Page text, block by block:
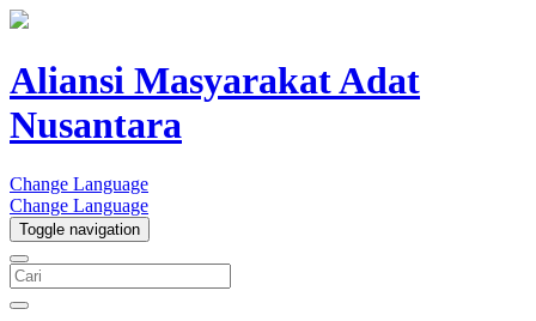
Aliansi Masyarakat Adat
Nusantara
Change Language
Change Language
Toggle navigation